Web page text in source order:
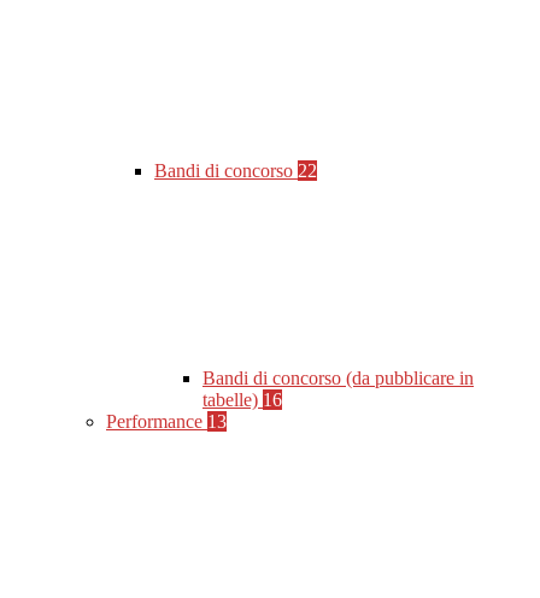
Bandi di concorso 22
Bandi di concorso (da pubblicare in
tabelle) 16
Performance 13